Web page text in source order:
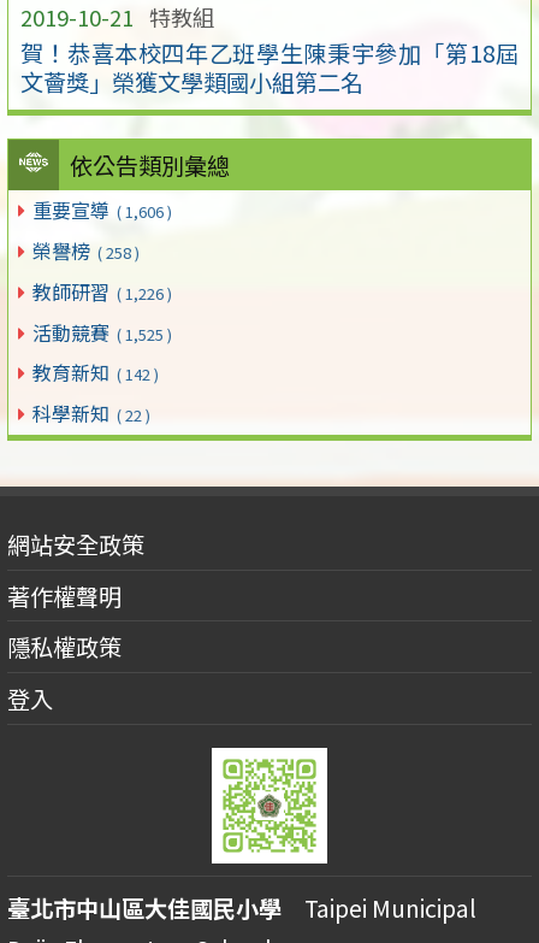
2019-10-21 特教組
賀！恭喜本校四年乙班學生陳秉宇參加「第18屆
文薈獎」榮獲文學類國小組第二名
依公告類別彙總
重要宣導 ( 1,606 )
榮譽榜 ( 258 )
教師研習 ( 1,226 )
活動競賽 ( 1,525 )
教育新知 ( 142 )
科學新知 ( 22 )
網站安全政策
著作權聲明
隱私權政策
登入
臺北市中山區大佳國民小學 Taipei Municipal